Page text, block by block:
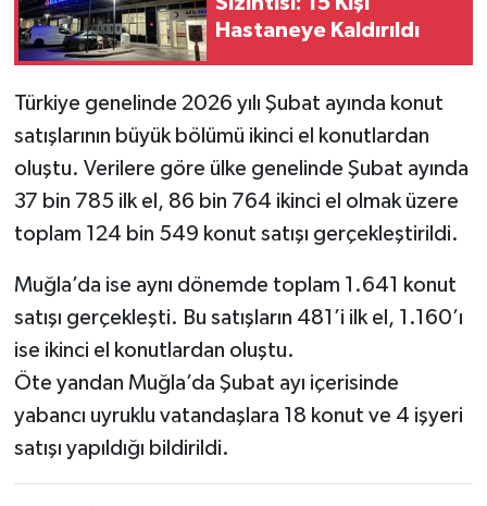
Hastaneye Kaldırıldı
Türkiye genelinde 2026 yılı Şubat ayında konut
satışlarının büyük bölümü ikinci el konutlardan
oluştu. Verilere göre ülke genelinde Şubat ayında
37 bin 785 ilk el, 86 bin 764 ikinci el olmak üzere
toplam 124 bin 549 konut satışı gerçekleştirildi.
Muğla’da ise aynı dönemde toplam 1.641 konut
satışı gerçekleşti. Bu satışların 481’i ilk el, 1.160’ı
ise ikinci el konutlardan oluştu.
Öte yandan Muğla’da Şubat ayı içerisinde
yabancı uyruklu vatandaşlara 18 konut ve 4 işyeri
satışı yapıldığı bildirildi.